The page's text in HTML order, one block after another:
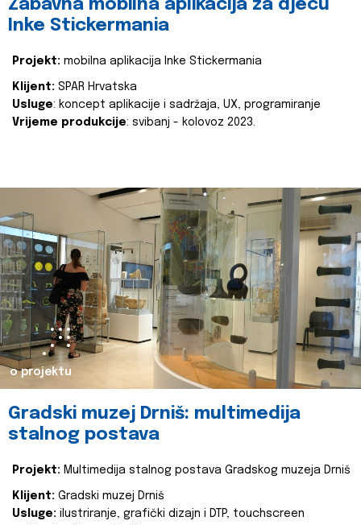
Zabavna mobilna aplikacija za djecu
Inke Stickermania
Projekt: mobilna aplikacija Inke Stickermania
Klijent: SPAR Hrvatska
Usluge: koncept aplikacije i sadržaja, UX, programiranje
Vrijeme produkcije: svibanj - kolovoz 2023.
o projektu
Gradski muzej Drniš: multimedija
stalnog postava
Projekt: Multimedija stalnog postava Gradskog muzeja Drniš
Klijent: Gradski muzej Drniš
Usluge: ilustriranje, grafički dizajn i DTP, touchscreen